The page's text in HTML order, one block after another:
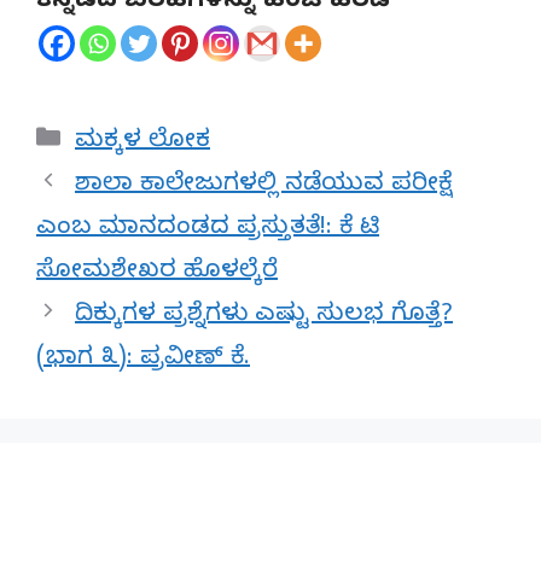
Categories
ಮಕ್ಕಳ ಲೋಕ
ಶಾಲಾ ಕಾಲೇಜುಗಳಲ್ಲಿ ನಡೆಯುವ ಪರೀಕ್ಷೆ
ಎಂಬ ಮಾನದಂಡದ ಪ್ರಸ್ತುತತೆ!: ಕೆ ಟಿ
ಸೋಮಶೇಖರ ಹೊಳಲ್ಕೆರೆ
ದಿಕ್ಕುಗಳ ಪ್ರಶ್ನೆಗಳು ಎಷ್ಟು ಸುಲಭ ಗೊತ್ತೆ?
(ಭಾಗ ೩): ಪ್ರವೀಣ್‌ ಕೆ.